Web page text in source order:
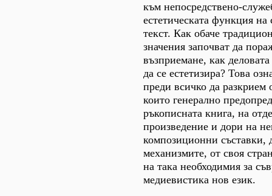
към непосредствено-
естетическата функция на
текст. Как обаче
значения започват да
възприемане, как
да се естетизира? Това
преди всичко да разкрием
които генерално
ръкописната книга, на
произведение и дори на
композиционни съставки,
механизмите, от своя
на така необходимия за
медиевистика нов език.